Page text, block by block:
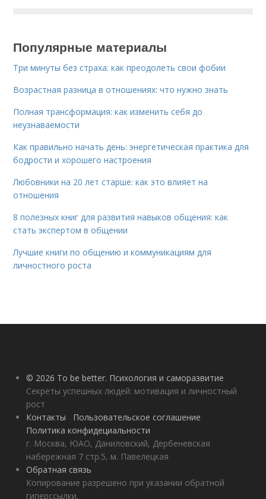
Популярные материалы
Три минуты без страха: как преодолеть свои фобии
Возрастная разница в отношениях: что нужно знать
Полная трансформация: как изменить себя до
неузнаваемости
Как правильно начать день: энергетическая практика для
бодрости и хорошего настроения
Любовники на 20 лет старше: как это влияет на
отношения
8 полезных книг для развития навыков общения: как
стать экспертом в общении
Лучшие книги по общению и коммуникациям для
личностного роста
© 2026 To be better. Психология и саморазвитие
Секреты успешных людей: мотивация и личностный
рост
Контакты
Пользовательское соглашение
Политика конфидециальности
г. Москва, ЮАО, Даниловский, Дербеневская
набережная 7 стр.5, м. Павелецкая
Обратная связь
Копирование разрешено при указании обратной
гиперссылки.